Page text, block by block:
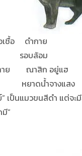
ำกาย
ล้อม
สิก อยู่แฮ
ำจางแสง
เป็นแมวขนสีดำ แต่จ
”